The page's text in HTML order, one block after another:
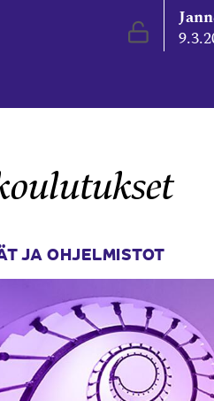
JA OHJELMISTOT